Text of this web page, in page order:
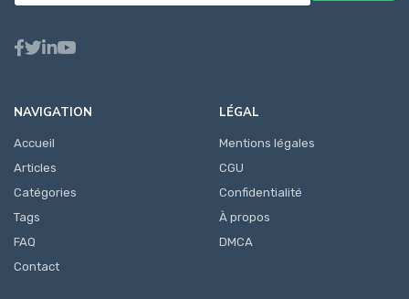
NAVIGATION
Accueil
Articles
Catégories
Tags
FAQ
Contact
LÉGAL
Mentions légales
CGU
Confidentialité
À propos
DMCA